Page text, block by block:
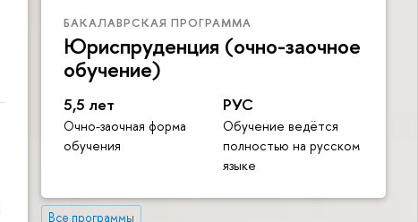
БАКАЛАВРСКАЯ ПРОГРАММА
Юриспруденция (очно-заочное
обучение)
5,5 лет
Очно-заочная форма
обучения
РУС
Обучение ведётся
полностью на русском
языке
Все программы